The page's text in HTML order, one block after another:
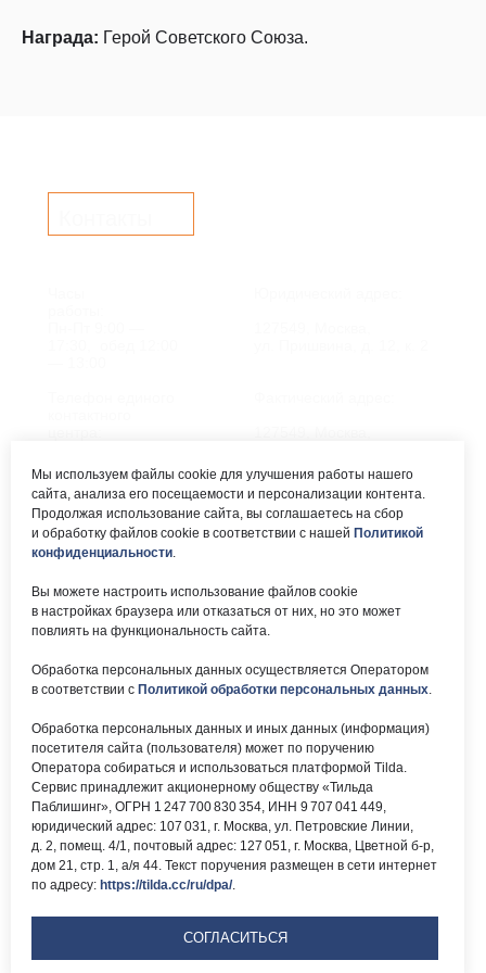
Награда: Герой Советского Союза.
okc-
svao@svao.mos.ru
Почта:
Об учреждении:
О ГБУ «ОКЦ СВАО»
Электронный каталог:
Результаты НОК
Электронные ресурсы:
Национальная
Каталог Библиотек
электронная детская
библиотека
Версия для
слабовидящих
Мы используем файлы cookie для улучшения работы нашего
сайта, анализа его посещаемости и персонализации контента.
Продолжая использование сайта, вы соглашаетесь на сбор
и обработку файлов cookie в соответствии с нашей Политикой
конфиденциальности.
Вы можете настроить использование файлов cookie
в настройках браузера или отказаться от них, но это может
повлиять на функциональность сайта.
Обработка персональных данных осуществляется Оператором
в соответствии с Политикой обработки персональных данных.
Обработка персональных данных и иных данных (информация)
посетителя сайта (пользователя) может по поручению
Оператора собираться и использоваться платформой Tilda.
Сервис принадлежит акционерному обществу «Тильда
Паблишинг», ОГРН 1 247 700 830 354, ИНН 9 707 041 449,
юридический адрес: 107 031, г. Москва, ул. Петровские Линии,
д. 2, помещ. 4/1, почтовый адрес: 127 051, г. Москва, Цветной б-р,
дом 21, стр. 1, а/я 44. Текст поручения размещен в сети интернет
по адресу: https://tilda.cc/ru/dpa/.
СОГЛАСИТЬСЯ